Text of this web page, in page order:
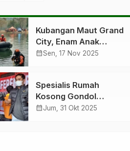
Kubangan Maut Grand
City, Enam Anak
Tenggelam
calendar_monthSen, 17 Nov 2025
Spesialis Rumah
Kosong Gondol
Kamera Warga Batu
calendar_monthJum, 31 Okt 2025